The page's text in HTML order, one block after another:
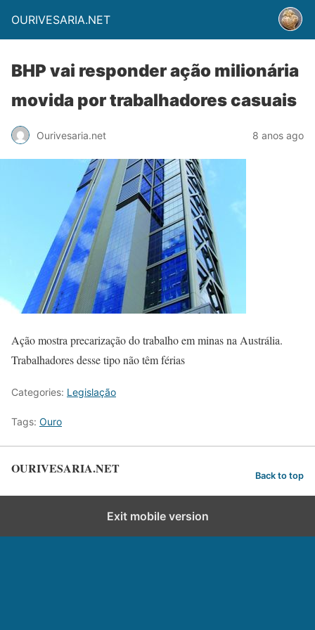
OURIVESARIA.NET
BHP vai responder ação milionária
movida por trabalhadores casuais
Ourivesaria.net 8 anos ago
Ação mostra precarização do trabalho em minas na Austrália.
Trabalhadores desse tipo não têm férias
Categories: Legislação
Tags: Ouro
OURIVESARIA.NET Back to top
Exit mobile version